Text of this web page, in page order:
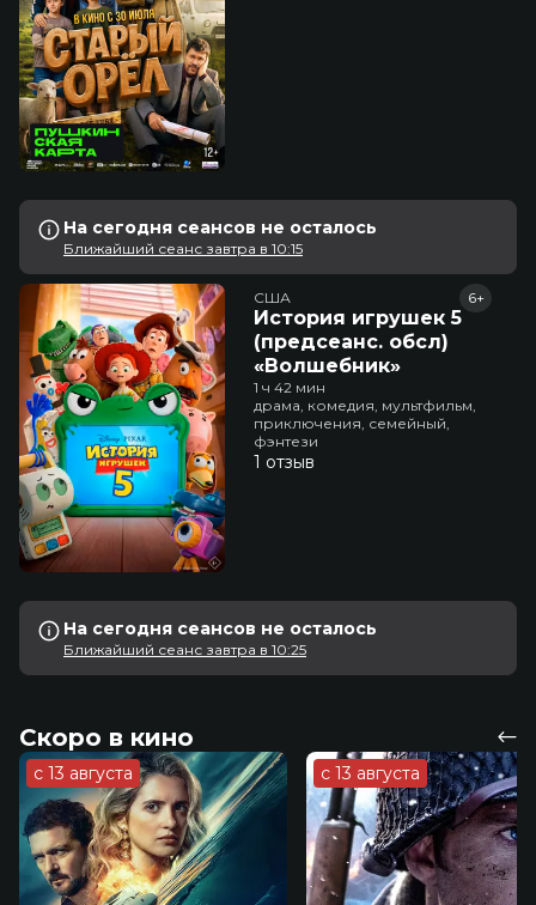
На сегодня сеансов не осталось
Ближайший сеанс завтра в 10:15
США
История игрушек 5
(предсеанс. обсл)
«Волшебник»
6+
1 ч 42 мин
драма, комедия, мультфильм,
приключения, семейный,
фэнтези
1 отзыв
На сегодня сеансов не осталось
Ближайший сеанс завтра в 10:25
Скоро в кино
с 13 августа с 13 августа